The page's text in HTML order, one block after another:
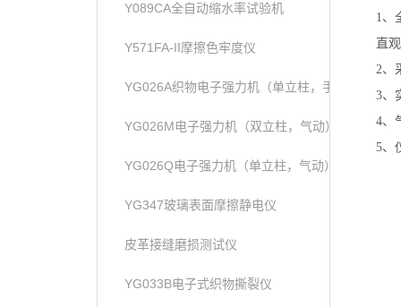
Y089CA全自动缩水率试验机
Y571FA-II摩擦色牢度仪
YG026A织物电子强力机（单立柱，手动）
YG026M电子强力机（双立柱，气动）
YG026Q电子强力机（单立柱，气动）
YG347玻璃表面摩擦静电仪
皮革接缝磨损测试仪
YG033B电子式织物撕裂仪
1、
直
2、
3、
4、
5、